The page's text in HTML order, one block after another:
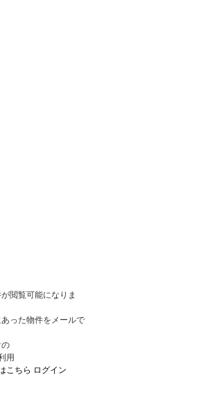
閲覧可能になりま
った物件をメールで
の
用
こちら ログイン